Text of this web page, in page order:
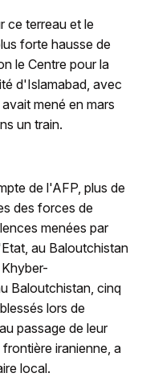
ce terreau et le
forte hausse de
le Centre pour la
d'Islamabad, avec
mené en mars
un train.
de l'AFP, plus de
des forces de
menées par
au Baloutchistan
Baloutchistan, cinq
lors de
passage de leur
iranienne, a
local.